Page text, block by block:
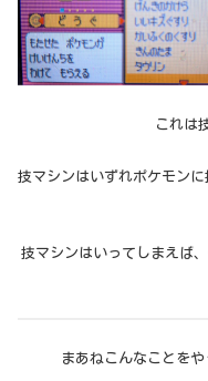
これは
技マシンはいずれポケモン
技マシンはいってしまえば
まあねこんなことを